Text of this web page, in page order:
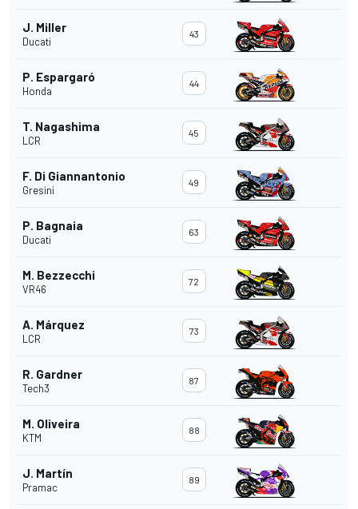
J. Miller
Ducati
43
P. Espargaró
Honda
44
T. Nagashima
LCR
45
F. Di Giannantonio
Gresini
49
P. Bagnaia
Ducati
63
M. Bezzecchi
VR46
72
A. Márquez
LCR
73
R. Gardner
Tech3
87
M. Oliveira
KTM
88
J. Martín
Pramac
89